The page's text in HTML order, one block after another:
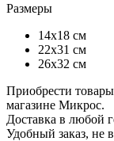
Размеры
14х18 см
22х31 см
26х32 см
Приобрести
магазине Микрос.
Доставка в любой
Удобный заказ, не